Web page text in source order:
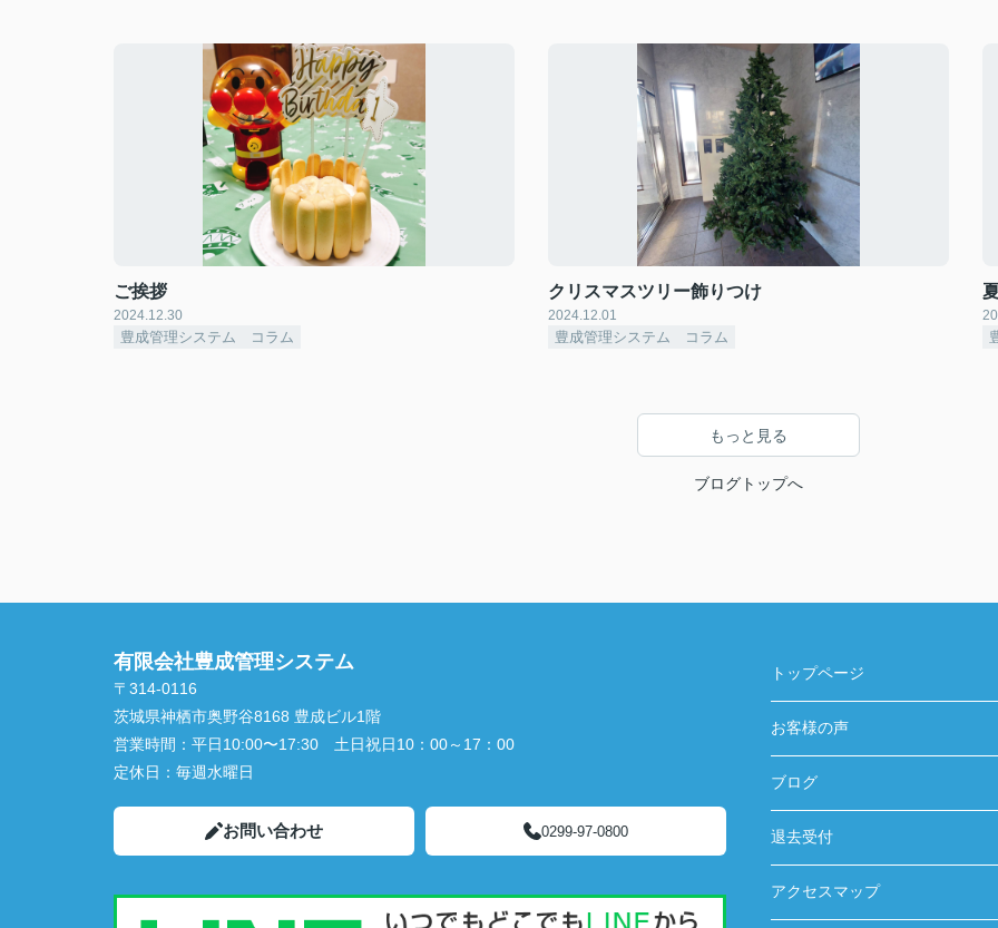
ご挨拶
2024.12.30
豊成管理システム コラム
クリスマスツリー飾りつけ
2024.12.01
豊成管理システム コラム
もっと見る
ブログトップへ
有限会社豊成管理システム
〒314-0116
茨城県神栖市奥野谷8168 豊成ビル1階
営業時間： 平日10:00〜17:30 土日祝日10：00～17：00
定休日： 毎週水曜日
お問い合わせ 0299-97-0800
トップページ
お客様の声
ブログ
退去受付
アクセスマップ